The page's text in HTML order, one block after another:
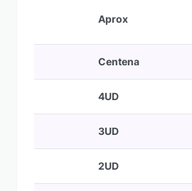
Aprox
Centena
4UD
3UD
2UD